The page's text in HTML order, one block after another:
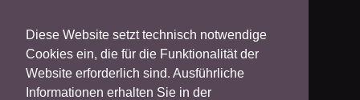
Diese Website setzt technisch notwendige
Cookies ein, die für die Funktionalität der
Website erforderlich sind. Ausführliche
Informationen erhalten Sie in der